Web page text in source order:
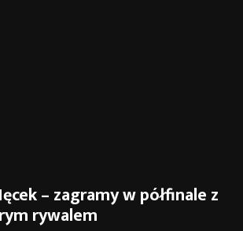
– zagramy w półfinale z
rywalem